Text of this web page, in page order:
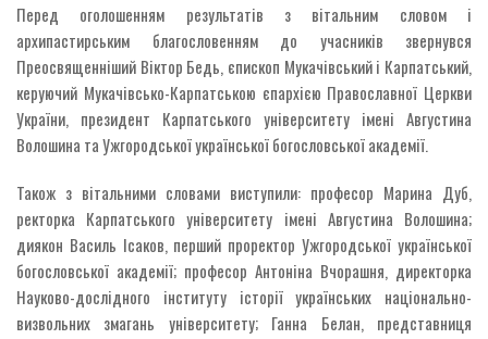
Перед оголошенням результатів з вітальним словом і
архипастирським благословенням до учасників звернувся
Преосвященніший Віктор Бедь, єпископ Мукачівський і Карпатський,
керуючий Мукачівсько-Карпатською єпархією Православної Церкви
України, президент Карпатського університету імені Августина
Волошина та Ужгородської української богословської академії.
Також з вітальними словами виступили: професор Марина Дуб,
ректорка Карпатського університету імені Августина Волошина;
диякон Василь Ісаков, перший проректор Ужгородської української
богословської академії; професор Антоніна Вчорашня, директорка
Науково-дослідного інституту історії українських національно-
визвольних змагань університету; Ганна Белан, представниця